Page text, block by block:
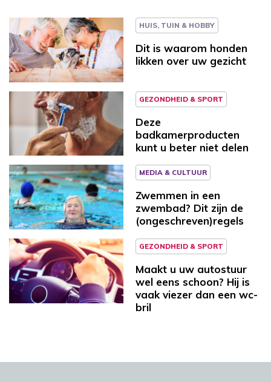
HUIS, TUIN & HOBBY
Dit is waarom honden
likken over uw gezicht
GEZONDHEID & SPORT
Deze
badkamerproducten
kunt u beter niet delen
MEDIA & CULTUUR
Zwemmen in een
zwembad? Dit zijn de
(ongeschreven)regels
GEZONDHEID & SPORT
Maakt u uw autostuur
wel eens schoon? Hij is
vaak viezer dan een wc-
bril